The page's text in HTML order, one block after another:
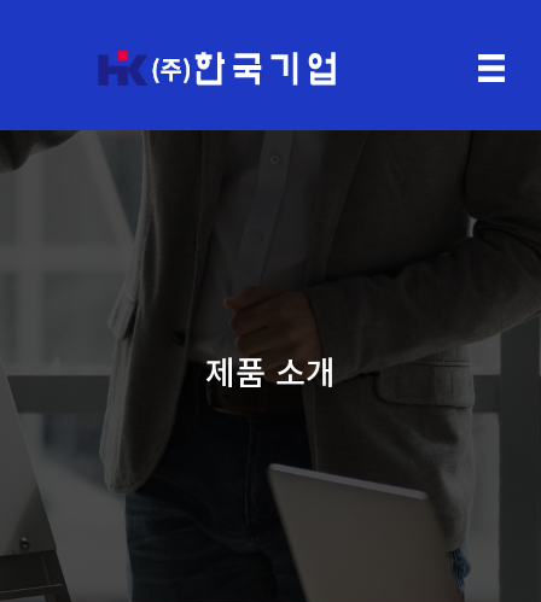
제품 소개